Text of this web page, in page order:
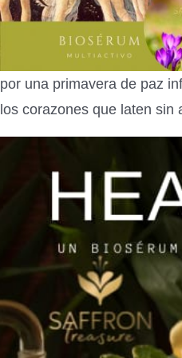
por una primavera de paz
los corazones que laten